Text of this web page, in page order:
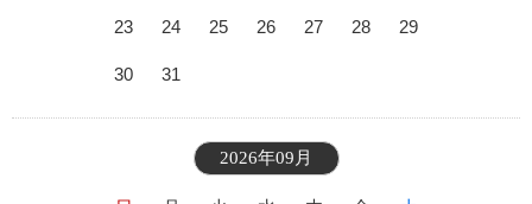
23 24 25 26 27 28 29
30 31
2026年09月